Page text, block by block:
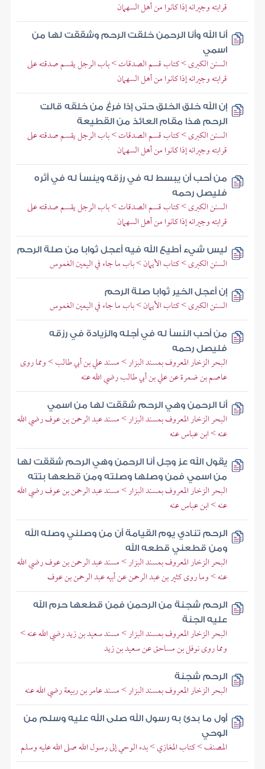
قرابته وجيرانه إذا كانوا من أهل السهمان
أنا الله وأنا الرحمن خلقت الرحم وشققت لها من
اسمي
السنن الكبرى > كتاب قسم الصدقات > باب الرجل يقسم صدقته على
قرابته وجيرانه إذا كانوا من أهل السهمان
إن الله خلق الخلق حتى إذا فرغ من خلقه قالت
الرحم هذا مقام العائذ من القطيعة
السنن الكبرى > كتاب قسم الصدقات > باب الرجل يقسم صدقته على
قرابته وجيرانه إذا كانوا من أهل السهمان
من أحب أن يبسط له في رزقه وينسأ له في أثره
فليصل رحمه
السنن الكبرى > كتاب قسم الصدقات > باب الرجل يقسم صدقته على
قرابته وجيرانه إذا كانوا من أهل السهمان
ليس شيء أطيع الله فيه أعجل ثوابا من صلة الرحم
السنن الكبرى > كتاب الأيمان > باب ما جاء في اليمين الغموس
إن أعجل الخير ثوابا صلة الرحم
السنن الكبرى > كتاب الأيمان > باب ما جاء في اليمين الغموس
من أحب النسأ له في أجله والزيادة في رزقه
فليصل رحمه
البحر الزخار المعروف بمسند البزار > مسند علي بن أبي طالب > ومما روى
عاصم بن ضمرة عن علي بن أبي طالب رضي الله عنه
أنا الرحمن وهي الرحم شققت لها من اسمي
البحر الزخار المعروف بمسند البزار > مسند عبد الرحمن بن عوف رضي الله
عنه > ابن عباس عنه
يقول الله عز وجل أنا الرحمن وهي الرحم شققت لها
من اسمي فمن وصلها وصلته ومن قطعها بتته
البحر الزخار المعروف بمسند البزار > مسند عبد الرحمن بن عوف رضي الله
عنه > ابن عباس عنه
الرحم تنادي يوم القيامة أن من وصلني وصله الله
ومن قطعني قطعه الله
البحر الزخار المعروف بمسند البزار > مسند عبد الرحمن بن عوف رضي الله
عنه > وما روى كثير بن عبد الرحمن عن أبيه عبد الرحمن بن عوف
الرحم شجنة من الرحمن فمن قطعها حرم الله
عليه الجنة
البحر الزخار المعروف بمسند البزار > مسند سعيد بن زيد رضي الله عنه >
ومما روى نوفل بن مساحق عن سعيد بن زيد
الرحم شجنة
البحر الزخار المعروف بمسند البزار > مسند عامر بن ربيعة رضي الله عنه
أول ما بدئ به رسول الله صلى الله عليه وسلم من
الوحي
المصنف > كتاب المغازي > بدء الوحي إلى رسول الله صلى الله عليه وسلم